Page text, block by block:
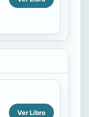
Ver Libro